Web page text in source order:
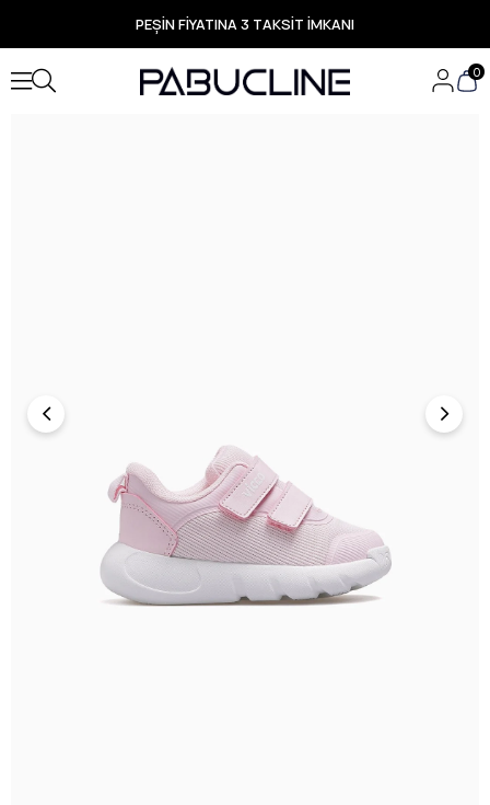
PEŞİN FİYATINA 3 TAKSİT İMKANI
TÜM ÜRÜNLERDE ÜCRETSİZ KARGO
Yeni Sezon Ürünlerde Özel Fırsatlar
Seçili Ürünlerde Hızlı Teslimat
0